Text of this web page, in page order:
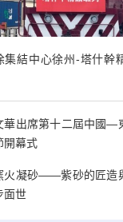
集結中心徐州-塔什幹
華出席第十二屆中國—
開幕式
火凝砂——紫砂的匠造
面世